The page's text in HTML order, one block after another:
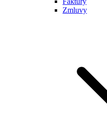
Zmluvy